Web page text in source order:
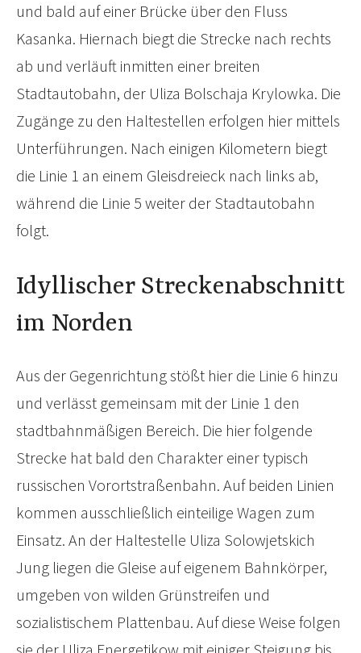
und bald auf einer Brücke über den Fluss
Kasanka. Hiernach biegt die Strecke nach rechts
ab und verläuft inmitten einer breiten
Stadtautobahn, der Uliza Bolschaja Krylowka. Die
Zugänge zu den Haltestellen erfolgen hier mittels
Unterführungen. Nach einigen Kilometern biegt
die Linie 1 an einem Gleisdreieck nach links ab,
während die Linie 5 weiter der Stadtautobahn
folgt.
Idyllischer Streckenabschnitt
im Norden
Aus der Gegenrichtung stößt hier die Linie 6 hinzu
und verlässt gemeinsam mit der Linie 1 den
stadtbahnmäßigen Bereich. Die hier folgende
Strecke hat bald den Charakter einer typisch
russischen Vorortstraßenbahn. Auf beiden Linien
kommen ausschließlich einteilige Wagen zum
Einsatz. An der Haltestelle Uliza Solowjetskich
Jung liegen die Gleise auf eigenem Bahnkörper,
umgeben von wilden Grünstreifen und
sozialistischem Plattenbau. Auf diese Weise folgen